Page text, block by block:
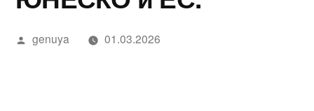
נחש
—
2025
в
Google»
מידע,
מודעות
Написано
genuya 01.03.2026